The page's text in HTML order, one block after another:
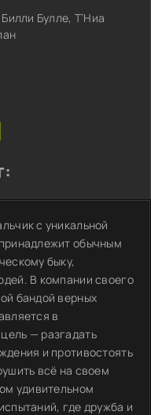
Булле, Т’Ниа
с уникальной
обычным
быку,
В компании своего
бандой верных
в
— разгадать
и противостоять
всё на своем
удивительном
где дружба и